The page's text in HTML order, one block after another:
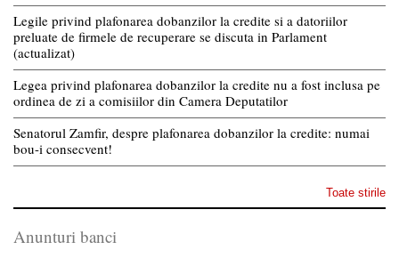
Legile privind plafonarea dobanzilor la credite si a datoriilor
preluate de firmele de recuperare se discuta in Parlament
(actualizat)
Legea privind plafonarea dobanzilor la credite nu a fost inclusa pe
ordinea de zi a comisiilor din Camera Deputatilor
Senatorul Zamfir, despre plafonarea dobanzilor la credite: numai
bou-i consecvent!
Toate stirile
Anunturi banci